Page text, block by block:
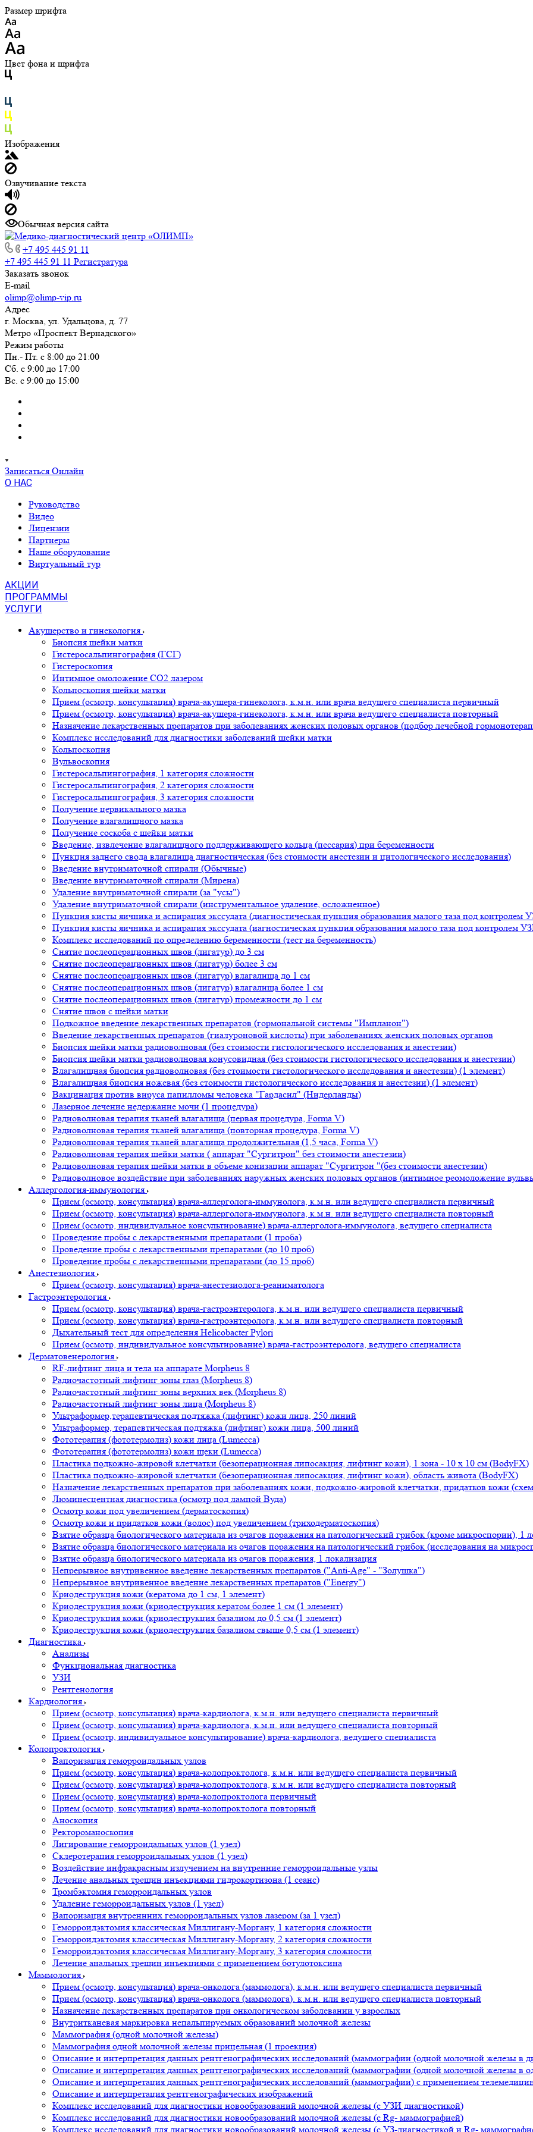
Размер шрифта
Цвет фона и шрифта
Изображения
Озвучивание текста
Обычная версия сайта
+7 495 445 91 11
+7 495 445 91 11 Регистратура
Заказать звонок
E-mail
olimp@olimp-vip.ru
Адрес
г. Москва, ул. Удальцова, д. 77
Метро «Проспект Вернадского»
Режим работы
Пн.- Пт. с 8:00 до 21:00
Сб. с 9:00 до 17:00
Вс. с 9:00 до 15:00
Записаться Онлайн
О НАС
Руководство
Видео
Лицензии
Партнеры
Наше оборудование
Виртуальный тур
АКЦИИ
ПРОГРАММЫ
УСЛУГИ
Акушерство и гинекология
Биопсия шейки матки
Гистеросальпингография (ГСГ)
Гистероскопия
Интимное омоложение CO2 лазером
Кольпоскопия шейки матки
Прием (осмотр, консультация) врача-акушера-гинеколога, к.м.н. или врача ведущего специалиста первичный
Прием (осмотр, консультация) врача-акушера-гинеколога, к.м.н. или врача ведущего специалиста повторный
Назначение лекарственных препаратов при заболеваниях женских половых органов (подбор лечебной
Комплекс исследований для диагностики заболеваний шейки матки
Кольпоскопия
Вульвоскопия
Гистеросальпингография, 1 категория сложности
Гистеросальпингография, 2 категория сложности
Гистеросальпингография, 3 категория сложности
Получение цервикального мазка
Получение влагалищного мазка
Получение соскоба с шейки матки
Введение, извлечение влагалищного поддерживающего кольца (пессария) при беременности
Пункция заднего свода влагалища диагностическая (без стоимости анестезии и цитологического исследования)
Введение внутриматочной спирали (Обычные)
Введение внутриматочной спирали (Мирена)
Удаление внутриматочной спирали (за "усы")
Удаление внутриматочной спирали (инструментальное удаление, осложненное)
Пункция кисты яичника и аспирация экссудата (диагностическая пункция образования малого таза под контролем
Пункция кисты яичника и аспирация экссудата (иагностическая пункция образования малого таза под контролем
Комплекс исследований по определению беременности (тест на беременность)
Снятие послеоперационных швов (лигатур) до 3 см
Снятие послеоперационных швов (лигатур) более 3 см
Снятие послеоперационных швов (лигатур) влагалища до 1 см
Снятие послеоперационных швов (лигатур) влагалища более 1 см
Снятие послеоперационных швов (лигатур) промежности до 1 см
Снятие швов с шейки матки
Подкожное введение лекарственных препаратов (гормональной системы "Импланон")
Введение лекарственных препаратов (гиалуроновой кислоты) при заболеваниях женских половых органов
Биопсия шейки матки радиоволновая (без стоимости гистологического исследования и анестезии)
Биопсия шейки матки радиоволновая конусовидная (без стоимости гистологического исследования и анестезии)
Влагалищная биопсия радиоволновая (без стоимости гистологического исследования и анестезии) (1 элемент)
Влагалищная биопсия ножевая (без стоимости гистологического исследования и анестезии) (1 элемент)
Вакцинация против вируса папилломы человека "Гардасил" (Нидерланды)
Лазерное лечение недержание мочи (1 процедура)
Радиоволновая терапия тканей влагалища (первая процедура, Forma V)
Радиоволновая терапия тканей влагалища (повторная процедура, Forma V)
Радиоволновая терапия тканей влагалища продолжительная (1,5 часа, Forma V)
Радиоволновая терапия шейки матки ( аппарат "Сургитрон" без стоимости анестезии)
Радиоволновая терапия шейки матки в объеме конизации аппарат "Сургитрон "(без стоимости анестезии)
Радиоволновое воздействие при заболеваниях наружных женских половых органов (интимное реомоложение
Аллергология-иммунология
Прием (осмотр, консультация) врача-аллерголога-иммунолога, к.м.н. или ведущего специалиста первичный
Прием (осмотр, консультация) врача-аллерголога-иммунолога, к.м.н. или ведущего специалиста повторный
Прием (осмотр, индивидуальное консультирование) врача-аллерголога-иммунолога, ведущего специалиста
Проведение пробы с лекарственными препаратами (1 проба)
Проведение пробы с лекарственными препаратами (до 10 проб)
Проведение пробы с лекарственными препаратами (до 15 проб)
Анестезиология
Прием (осмотр, консультация) врача-анестезиолога-реаниматолога
Гастроэнтерология
Прием (осмотр, консультация) врача-гастроэнтеролога, к.м.н. или ведущего специалиста первичный
Прием (осмотр, консультация) врача-гастроэнтеролога, к.м.н. или ведущего специалиста повторный
Дыхательный тест для определения Helicobacter Pylori
Прием (осмотр, индивидуальное консультирование) врача-гастроэнтеролога, ведущего специалиста
Дерматовенерология
RF-лифтинг лица и тела на аппарате Morpheus 8
Радиочастотный лифтинг зоны глаз (Morpheus 8)
Радиочастотный лифтинг зоны верхних век (Morpheus 8)
Радиочастотный лифтинг зоны лица (Morpheus 8)
Ультраформер,терапевтическая подтяжка (лифтинг) кожи лица, 250 линий
Ультраформер, терапевтическая подтяжка (лифтинг) кожи лица, 500 линий
Фототерапия (фототермолиз) кожи лица (Lumecca)
Фототерапия (фототермолиз) кожи щеки (Lumecca)
Пластика подкожно-жировой клетчатки (безоперационная липосакция, лифтинг кожи), 1 зона - 10 х 10 см (BodyFX)
Пластика подкожно-жировой клетчатки (безоперационная липосакция, лифтинг кожи), область живота (BodyFX)
Назначение лекарственных препаратов при заболеваниях кожи, подкожно-жировой клетчатки, придатков кожи
Люминесцентная диагностика (осмотр под лампой Вуда)
Осмотр кожи под увеличением (дерматоскопия)
Осмотр кожи и придатков кожи (волос) под увеличением (триходерматоскопия)
Взятие образца биологического материала из очагов поражения на патологический грибок (кроме микроспории), 1
Взятие образца биологического материала из очагов поражения на патологический грибок (исследования на
Взятие образца биологического материала из очагов поражения, 1 локализация
Непрерывное внутривенное введение лекарственных препаратов ("Anti-Age" - "Золушка")
Непрерывное внутривенное введение лекарственных препаратов ("Energy")
Криодеструкция кожи (кератома до 1 см, 1 элемент)
Криодеструкция кожи (криодеструкция кератом более 1 см (1 элемент)
Криодеструкция кожи (криодеструкция базалиом до 0,5 см (1 элемент)
Криодеструкция кожи (криодеструкция базалиом свыше 0,5 см (1 элемент)
Диагностика
Анализы
Функциональная диагностика
УЗИ
Рентгенология
Кардиология
Прием (осмотр, консультация) врача-кардиолога, к.м.н. или ведущего специалиста первичный
Прием (осмотр, консультация) врача-кардиолога, к.м.н. или ведущего специалиста повторный
Прием (осмотр, индивидуальное консультирование) врача-кардиолога, ведущего специалиста
Колопроктология
Вапоризация геморроидальных узлов
Прием (осмотр, консультация) врача-колопроктолога, к.м.н. или ведущего специалиста первичный
Прием (осмотр, консультация) врача-колопроктолога, к.м.н. или ведущего специалиста повторный
Прием (осмотр, консультация) врача-колопроктолога первичный
Прием (осмотр, консультация) врача-колопроктолога повторный
Аноскопия
Ректороманоскопия
Лигирование геморроидальных узлов (1 узел)
Склеротерапия геморроидальных узлов (1 узел)
Воздействие инфракрасным излучением на внутренние геморроидальные узлы
Лечение анальных трещин инъекциями гидрокортизона (1 сеанс)
Тромбэктомия геморроидальных узлов
Удаление геморроидальных узлов (1 узел)
Вапоризация внутреннних геморроидальных узлов лазером (за 1 узел)
Геморроидэктомия классическая Миллигану-Моргану, 1 категория сложности
Геморроидэктомия классическая Миллигану-Моргану, 2 категория сложности
Геморроидэктомия классическая Миллигану-Моргану, 3 категория сложности
Лечение анальных трещин инъекциями с применением ботулотоксина
Маммология
Прием (осмотр, консультация) врача-онколога (маммолога), к.м.н. или ведущего специалиста первичный
Прием (осмотр, консультация) врача-онколога (маммолога). к.м.н. или ведущего специалиста повторный
Назначение лекарственных препаратов при онкологическом заболевании у взрослых
Внутритканевая маркировка непальпируемых образований молочной железы
Маммография (одной молочной железы)
Маммография одной молочной железы прицельная (1 проекция)
Описание и интерпретация данных рентгенографических исследований (маммографии (одной молочной железы в
Описание и интерпретация данных рентгенографических исследований (маммографии (одной молочной железы в
Описание и интерпретация данных рентгенографических исследований (маммографии) с применением
Описание и интерпретация рентгенографических изображений
Комплекс исследований для диагностики новообразований молочной железы (с УЗИ диагностикой)
Комплекс исследований для диагностики новообразований молочной железы (с Rg- маммографией)
Комплекс исследований для диагностики новообразований молочной железы (с УЗ-диагностикой и Rg-